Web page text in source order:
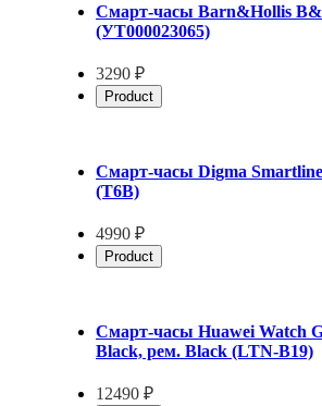
Смарт-часы Barn&Hollis
(УТ000023065)
3290 ₽
Product
Смарт-часы Digma
(T6B)
4990 ₽
Product
Смарт-часы Huawei Watch
Black, рем. Black (LTN-B19)
12490 ₽